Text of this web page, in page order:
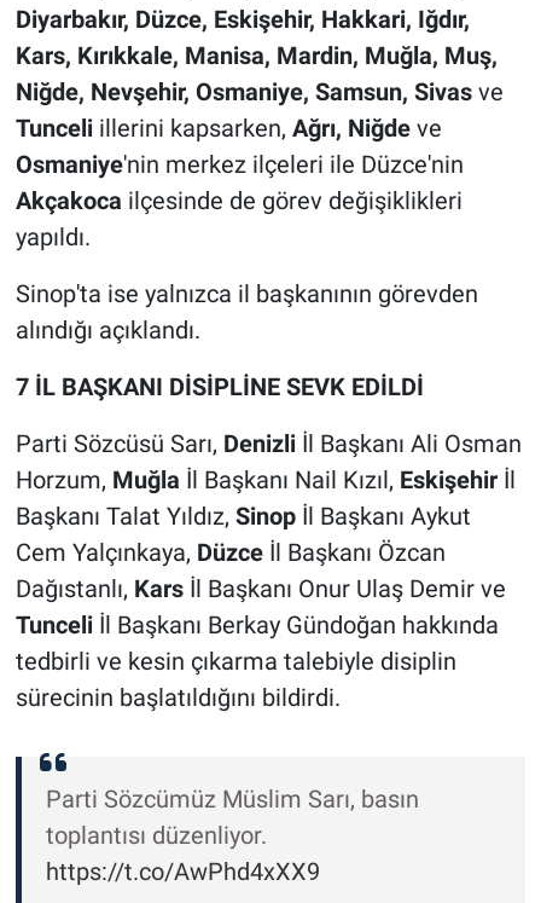
Diyarbakır, Düzce, Eskişehir, Hakkari, Iğdır,
Kars, Kırıkkale, Manisa, Mardin, Muğla, Muş,
Niğde, Nevşehir, Osmaniye, Samsun, Sivas ve
Tunceli illerini kapsarken, Ağrı, Niğdeve
Osmaniye'nin merkez ilçeleri ile Düzce'nin
Akçakoca ilçesinde de görev değişiklikleri
yapıldı.
Sinop'ta ise yalnızca il başkanının görevden
alındığı açıklandı.
7 İL BAŞKANI DİSİPLİNE SEVK EDİLDİ
Parti Sözcüsü Sarı, Denizli İl Başkanı Ali Osman
Horzum, Muğla İl Başkanı Nail Kızıl, Eskişehir İl
Başkanı Talat Yıldız, Sinop İl Başkanı Aykut
Cem Yalçınkaya, Düzce İl Başkanı Özcan
Dağıstanlı, Kars İl Başkanı Onur Ulaş Demir ve
Tunceli İl Başkanı Berkay Gündoğan hakkında
tedbirli ve kesin çıkarma talebiyle disiplin
sürecinin başlatıldığını bildirdi.
Parti Sözcümüz Müslim Sarı, basın
toplantısı düzenliyor.
https://t.co/AwPhd4xXX9